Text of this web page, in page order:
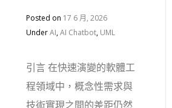
Posted on 17 6 月, 2026
UnderAI,AI Chatbot, UML
引言 在快速演變的軟體工
程領域中，概念性需求與
技術實現之間的差距仍然